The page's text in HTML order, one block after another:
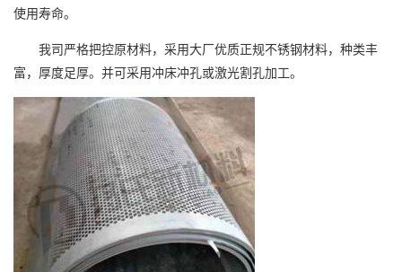
使用寿命。
我司严格把控原材料，采用大厂优质正规不锈钢材料，种类丰
富，厚度足厚。并可采用冲床冲孔或激光割孔加工。